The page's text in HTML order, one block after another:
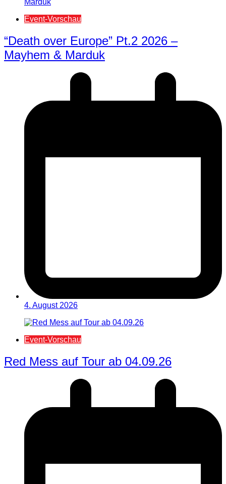
Event-Vorschau
“Death over Europe” Pt.2 2026 –
Mayhem & Marduk
4. August 2026
Event-Vorschau
Red Mess auf Tour ab 04.09.26